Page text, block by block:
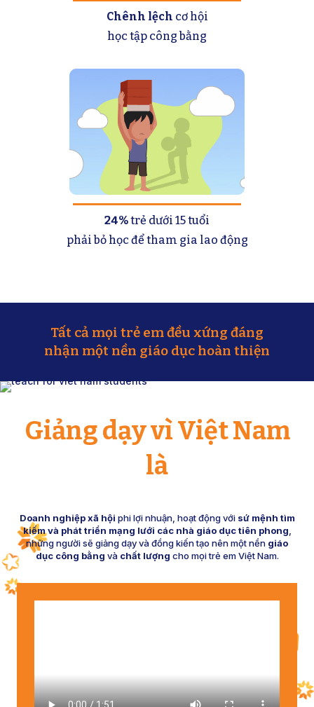
Chênh lệch cơ hội
học tập công bằng
24%trẻ dưới 15 tuổi
phải bỏ học để tham gia lao động
Tất cả mọi trẻ em đều xứng đáng
nhận một nền giáo dục hoàn thiện
Giảng dạy vì Việt Nam
là
Doanh nghiệp xã hội phi lợi nhuận, hoạt động với sứ mệnh tìm
kiếm và phát triển mạng lưới các nhà giáo dục tiên phong
những người sẽ giảng dạy và đồng kiến tạo nên một nền giáo
dục công bằng và chất lượng cho mọi trẻ em Việt Nam.